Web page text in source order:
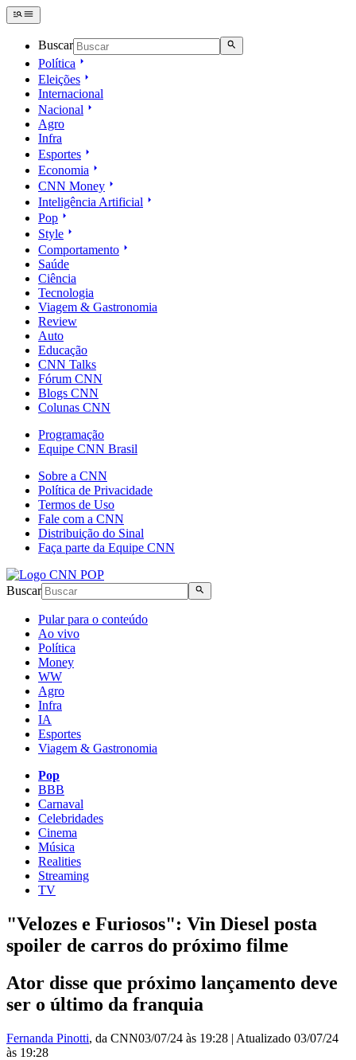
Buscar
Política
Eleições
Internacional
Nacional
Agro
Infra
Esportes
Economia
CNN Money
Inteligência Artificial
Pop
Style
Comportamento
Saúde
Ciência
Tecnologia
Viagem & Gastronomia
Review
Auto
Educação
CNN Talks
Fórum CNN
Blogs CNN
Colunas CNN
Programação
Equipe CNN Brasil
Sobre a CNN
Política de Privacidade
Termos de Uso
Fale com a CNN
Distribuição do Sinal
Faça parte da Equipe CNN
Buscar
Pular para o conteúdo
Ao vivo
Política
Money
WW
Agro
Infra
IA
Esportes
Viagem & Gastronomia
Pop
BBB
Carnaval
Celebridades
Cinema
Música
Realities
Streaming
TV
"Velozes e Furiosos": Vin Diesel posta
spoiler de carros do próximo filme
Ator disse que próximo lançamento deve
ser o último da franquia
Fernanda Pinotti, da CNN03/07/24 às 19:28 | Atualizado 03/07/24
às 19:28